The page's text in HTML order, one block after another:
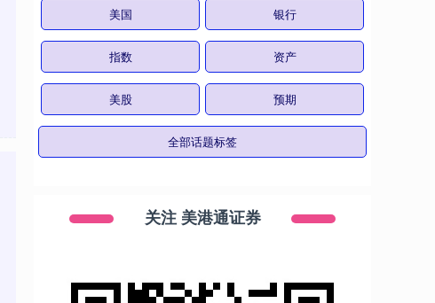
美国 银行
指数 资产
美股 预期
全部话题标签
关注 美港通证券